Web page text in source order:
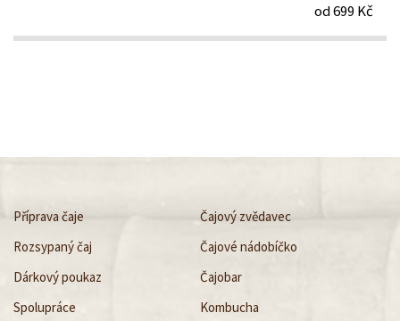
od 699 Kč
Příprava čaje
Čajový zvědavec
Rozsypaný čaj
Čajové nádobíčko
Dárkový poukaz
Čajobar
Spolupráce
Kombucha